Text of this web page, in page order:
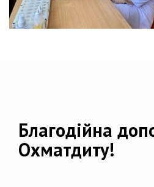
Благодійна
Охматдиту!